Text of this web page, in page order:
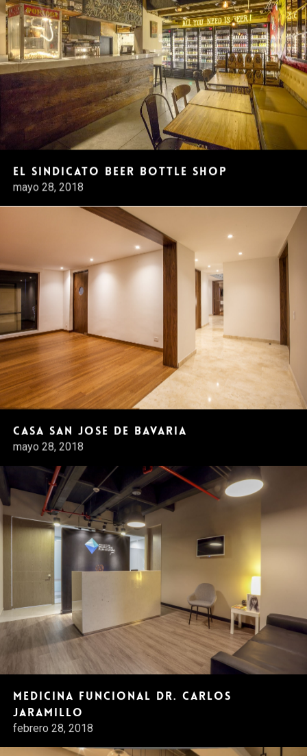
El Sindicato Beer bottle shop
mayo 28, 2018
Casa San Jose de Bavaria
mayo 28, 2018
Medicina Funcional Dr. Carlos
Jaramillo
febrero 28, 2018